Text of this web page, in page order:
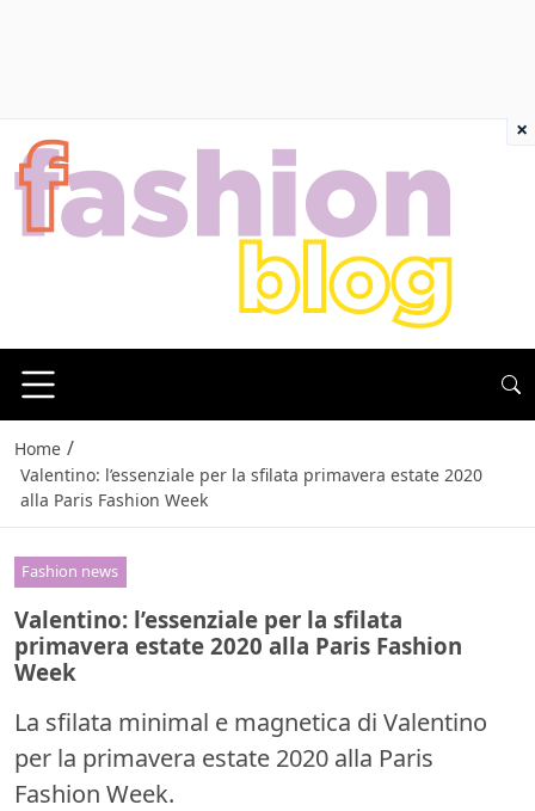
Home /
Valentino: l’essenziale per la sfilata primavera estate 2020
alla Paris Fashion Week
Fashion news
Valentino: l’essenziale per la sfilata
primavera estate 2020 alla Paris Fashion
Week
La sfilata minimal e magnetica di Valentino
per la primavera estate 2020 alla Paris
Fashion Week.
×